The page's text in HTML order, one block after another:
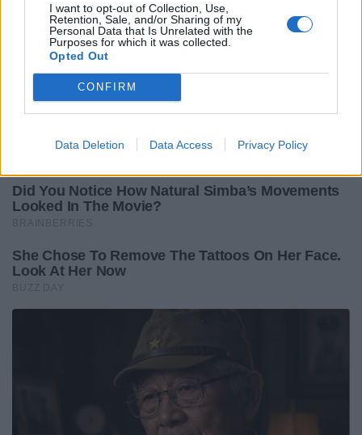
I want to opt-out of Collection, Use,
Retention, Sale, and/or Sharing of my
Personal Data that Is Unrelated with the
Purposes for which it was collected.
Opted Out
CONFIRM
Data Deletion Data Access Privacy Policy